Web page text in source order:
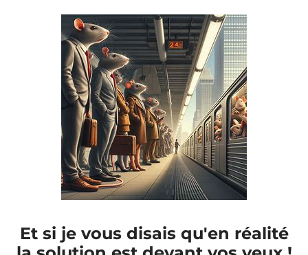
Et si je vous disais qu'en réalité